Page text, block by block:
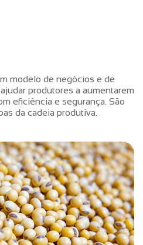
modelo de negócios e de
produtores a aumentarem
eficiência e segurança. São
da cadeia produtiva.